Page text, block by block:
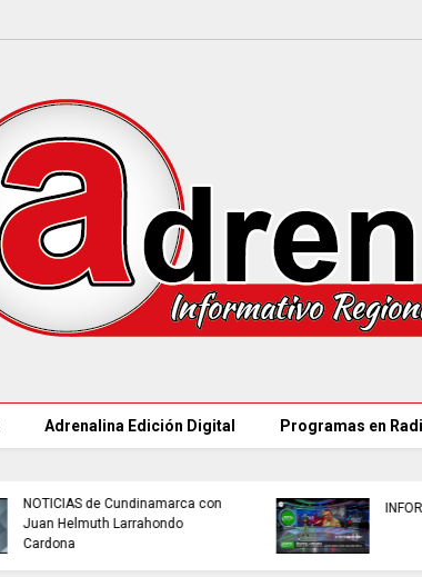
Adrenalina Edición Digital Programas en
INFORMACIÓN internacional